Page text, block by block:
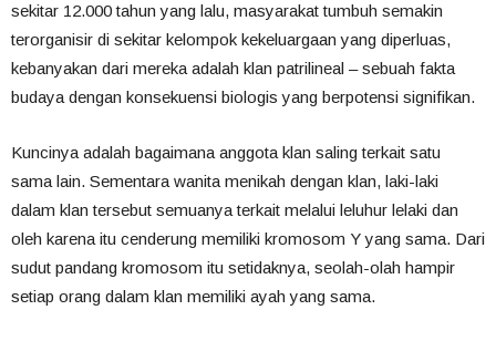
sekitar 12.000 tahun yang lalu, masyarakat tumbuh semakin
terorganisir di sekitar kelompok kekeluargaan yang diperluas,
kebanyakan dari mereka adalah klan patrilineal – sebuah fakta
budaya dengan konsekuensi biologis yang berpotensi signifikan.
Kuncinya adalah bagaimana anggota klan saling terkait satu
sama lain. Sementara wanita menikah dengan klan, laki-laki
dalam klan tersebut semuanya terkait melalui leluhur lelaki dan
oleh karena itu cenderung memiliki kromosom Y yang sama. Dari
sudut pandang kromosom itu setidaknya, seolah-olah hampir
setiap orang dalam klan memiliki ayah yang sama.